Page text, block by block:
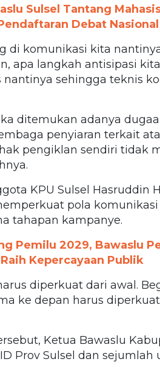
Sulsel Tantang
Debat Nasional
di komunikasi kita
apa langkah antisipasi
sehingga teknis
ditemukan adanya
penyiaran terkait
pengiklan sendiri tidak
KPU Sulsel Hasruddin
pola
tahapan kampanye.
Pemilu 2029, Bawaslu
Kepercayaan Publik
diperkuat dari awal.
ke depan harus
Ketua Bawaslu
Prov Sulsel dan sejumlah